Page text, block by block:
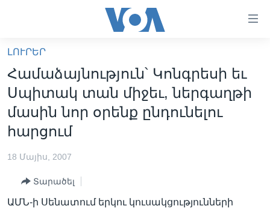
հիմնական
բովանդակությանը
անցնել
հիմնական
բովանդակությանը
հիմնական
ԼՈՒՐԵՐ
ՍՓՅՈՒՌՔ
ՏԵՍԱՆՅՈՒԹԵՐ
ԼՈՒՐԵՐ
Համաձայնություն՝ Կոնգրեսի եւ
Սպիտակ տան միջեւ, ներգաղթի
մասին նոր օրենք ընդունելու
հարցում
18 Մայիս, 2007
Տարածել
ԱՄՆ-ի Սենատում երկու կուսակցությունների